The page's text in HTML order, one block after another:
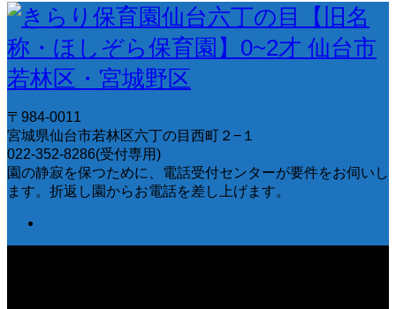
〒984-0011
宮城県仙台市若林区六丁の目西町２−１
022-352-8286(受付専用)
園の静寂を保つために、電話受付センターが要件をお伺いし
ます。折返し園からお電話を差し上げます。